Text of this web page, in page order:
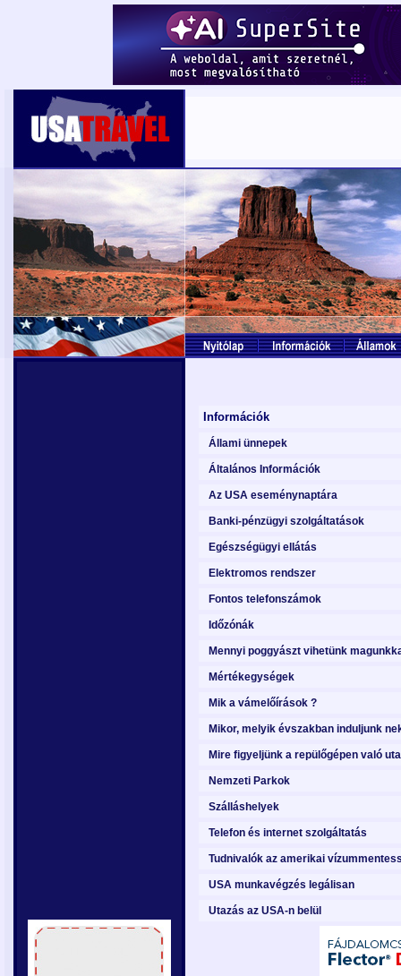
Információk
Állami ünnepek
Általános Információk
Az USA eseménynaptára
Banki-pénzügyi szolgáltatások
Egészségügyi ellátás
Elektromos rendszer
Fontos telefonszámok
Időzónák
Mennyi poggyászt vihetünk
Mértékegységek
Mik a vámelőírások ?
Mikor, melyik évszakban induljunk
Mire figyeljünk a repülőgépen való
Nemzeti Parkok
Szálláshelyek
Telefon és internet szolgáltatás
Tudnivalók az amerikai
USA munkavégzés legálisan
Utazás az USA-n belül